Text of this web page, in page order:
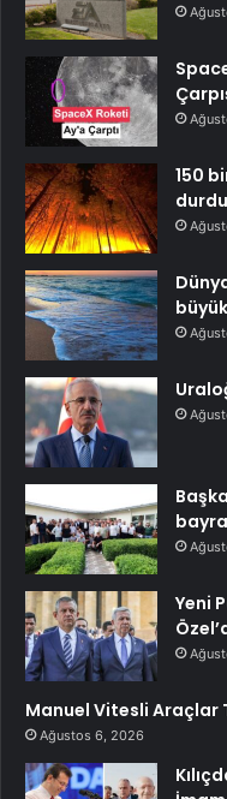
150
Yeni
Manuel Vitesli Araçlar
Ağustos 6, 2026